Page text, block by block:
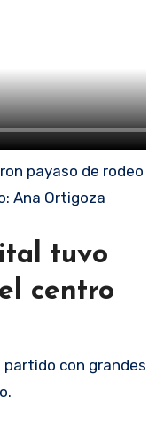
payaso de rodeo
Ana Ortigoza
tuvo
centro
con grandes